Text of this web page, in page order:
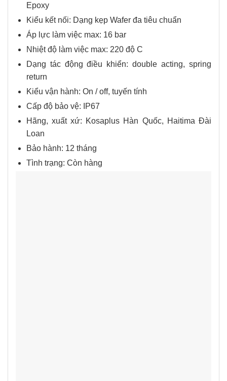
Epoxy
Kiểu kết nối: Dạng kẹp Wafer đa tiêu chuẩn
Áp lực làm việc max: 16 bar
Nhiệt độ làm việc max: 220 độ C
Dạng tác động điều khiển: double acting, spring
return
Kiểu vận hành: On / off, tuyến tính
Cấp độ bảo vệ: IP67
Hãng, xuất xứ: Kosaplus Hàn Quốc, Haitima Đài
Loan
Bảo hành: 12 tháng
Tình trạng: Còn hàng